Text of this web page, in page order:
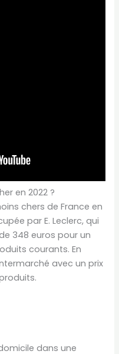
en 2022 ?
chers de France en
par E. Leclerc, qui
348 euros pour un
courants. En
avec un prix
dans une